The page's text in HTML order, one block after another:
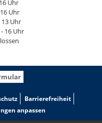
Uhr
Uhr
Uhr
16 Uhr
Barrierefreiheit
anpassen